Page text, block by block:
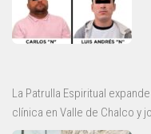
La Patrulla Espiritual
clínica en Valle de Chalco y